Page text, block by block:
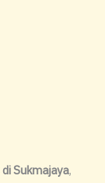
Sukmajaya,